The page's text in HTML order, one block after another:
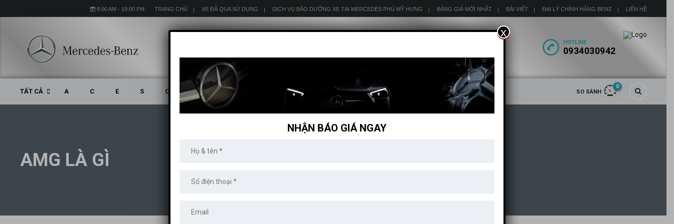
TRANG CHỦ XE ĐÃ QUA SỬ DỤNG DỊCH VỤ BÃO DƯỠNG XE TẠI MERCEDES PHÚ MỸ HƯNG BẢNG GIÁ MỚI NHẤT BÀI VIẾT ĐẠI LÝ CHÍNH HÃNG BENZ LIÊN HỆ
8:00 AM - 19:00 PM
HOTLINE
0934030942
SO SÁNH
0
TẤT CẢ A C E S CLA CLS GLA GLE GLS SL
AMG LÀ GÌ
NHẬN BÁO GIÁ NGAY
x